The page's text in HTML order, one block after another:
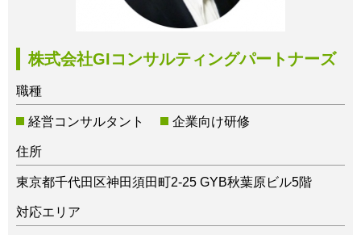
株式会社GIコンサルティングパートナーズ
職種
経営コンサルタント 企業向け研修
住所
東京都千代田区神田須田町2-25 GYB秋葉原ビル5階
対応エリア